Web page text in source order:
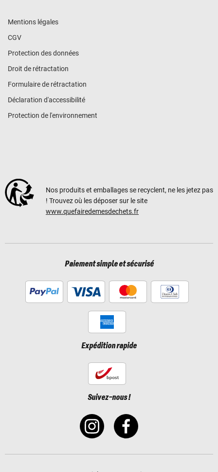
Mentions légales
CGV
Protection des données
Droit de rétractation
Formulaire de rétractation
Déclaration d'accessibilité
Protection de l'environnement
Nos produits et emballages se recyclent, ne les jetez pas
! Trouvez où les déposer sur le site
www.quefairedemesdechets.fr
Paiement simple et sécurisé
Expédition rapide
Suivez-nous !